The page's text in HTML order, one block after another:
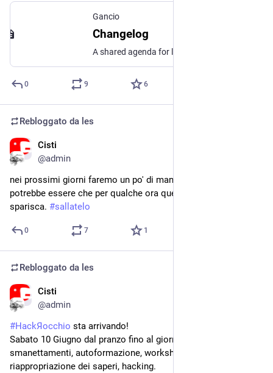
Gancio
Changelog
0 9 6
Rebloggato da les
Cisti
@admin
nei prossimi giorni faremo un po' di manutenzione sul server e
potrebbe essere che per qualche ora questo server mastodon
sparisca. #sallatelo
0 7 1
Rebloggato da les
Cisti
@admin
#HackЯocchio sta arrivando!
Sabato 10 Giugno dal pranzo fino al giorno dopo:
smanettamenti, autoformazione, workshop, seminari,
riappropriazione dei saperi, hacking.